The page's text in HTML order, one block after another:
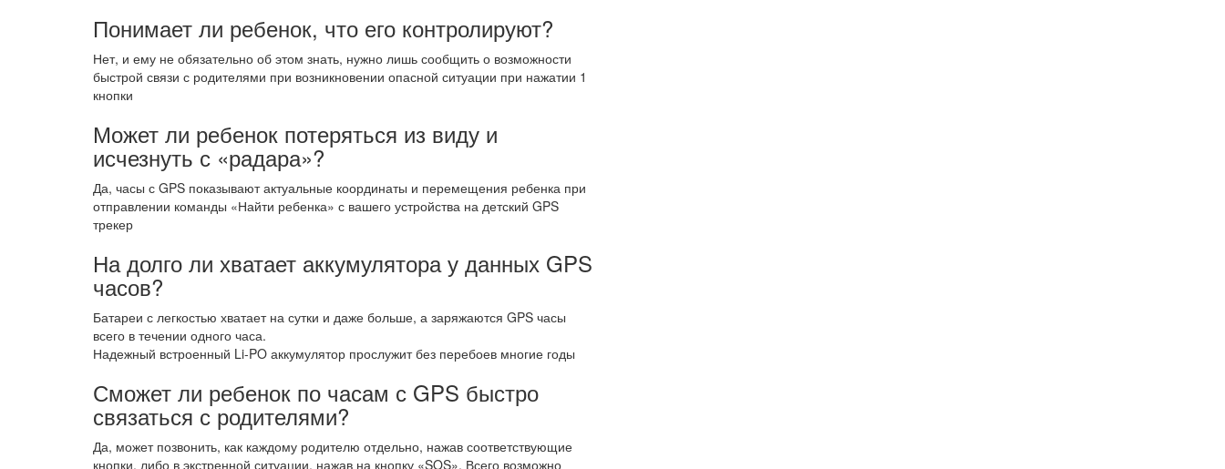
Понимает ли ребенок, что его контролируют?
Нет, и ему не обязательно об этом знать, нужно лишь сообщить о возможности
быстрой связи с родителями при возникновении опасной ситуации при нажатии 1
кнопки
Может ли ребенок потеряться из виду и
исчезнуть с «радара»?
Да, часы с GPS показывают актуальные координаты и перемещения ребенка при
отправлении команды «Найти ребенка» с вашего устройства на детский GPS
трекер
На долго ли хватает аккумулятора у данных GPS
часов?
Батареи с легкостью хватает на сутки и даже больше, а заряжаются GPS часы
всего в течении одного часа.
Надежный встроенный Li-PO аккумулятор прослужит без перебоев многие годы
Сможет ли ребенок по часам с GPS быстро
связаться с родителями?
Да, может позвонить, как каждому родителю отдельно, нажав соответствующие
кнопки, либо в экстренной ситуации, нажав на кнопку «SOS». Всего возможно